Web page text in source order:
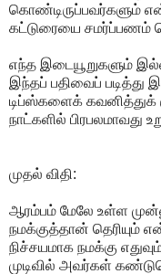
கொண்டிருப்பவர்களும் என்
கட்டுரையை சமர்ப்பணம்
எந்த இடையூறுகளும்
இந்தப் பதிவைப் படித்து
டிப்ஸ்களைக் கவனித்துக்
நாட்களில் பிரபலமாவது
முதல் விதி:
ஆரம்பம் மேலே உள்ள
நமக்குத்தான் தெரியும்
நிச்சயமாக நமக்கு
முடிவில் அவர்கள்